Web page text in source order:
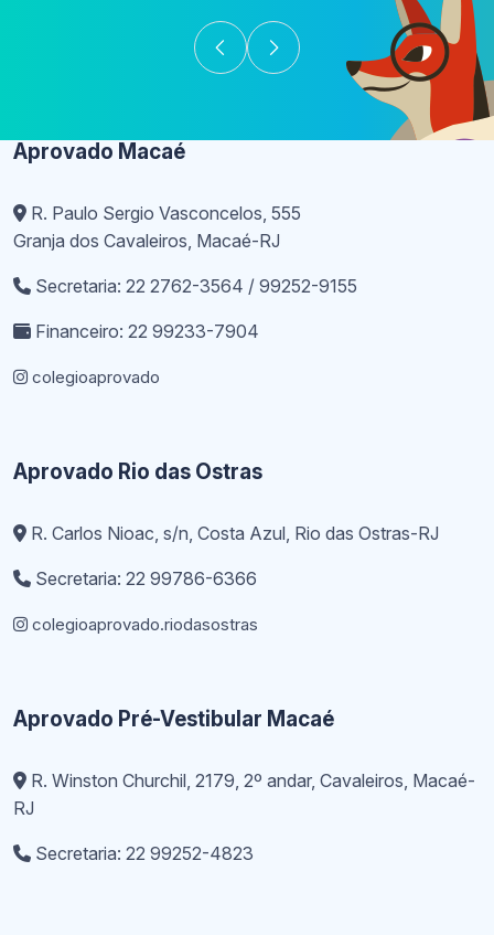
Aprovado Macaé
R. Paulo Sergio Vasconcelos, 555
Granja dos Cavaleiros, Macaé-RJ
Secretaria: 22 2762-3564 / 99252-9155
Financeiro: 22 99233-7904
colegioaprovado
Aprovado Rio das Ostras
R. Carlos Nioac, s/n, Costa Azul, Rio das Ostras-RJ
Secretaria: 22 99786-6366
colegioaprovado.riodasostras
Aprovado Pré-Vestibular Macaé
R. Winston Churchil, 2179, 2º andar, Cavaleiros, Macaé-
RJ
Secretaria: 22 99252-4823